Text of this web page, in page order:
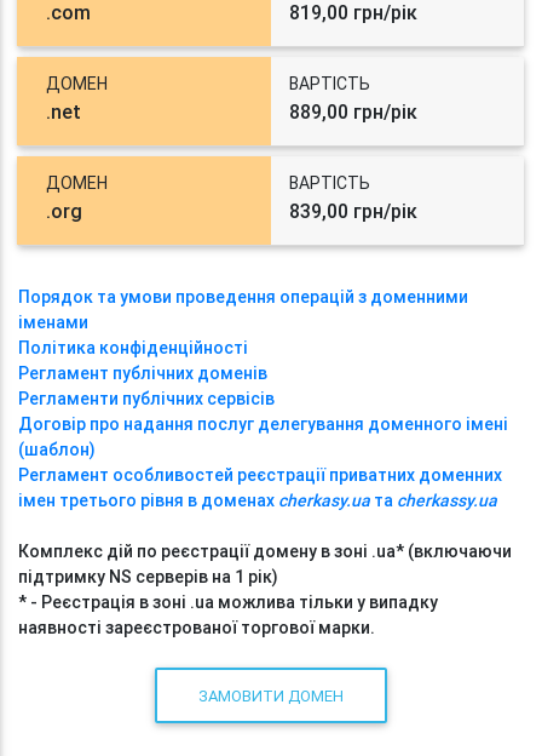
.com 819,00 грн/рік
ДОМЕН
.net
ВАРТІСТЬ
889,00 грн/рік
ДОМЕН
.org
ВАРТІСТЬ
839,00 грн/рік
Порядок та умови проведення операцій з доменними
іменами
Політика конфіденційності
Регламент публічних доменів
Регламенти публічних сервісів
Договір про надання послуг делегування доменного імені
(шаблон)
Регламент особливостей реєстрації приватних доменних
імен третього рівня в доменах cherkasy.ua та cherkassy.ua
Комплекс дій по реєстрації домену в зоні .ua* (включаючи
підтримку NS серверів на 1 рік)
* - Реєстрація в зоні .ua можлива тільки у випадку
наявності зареєстрованої торгової марки.
ЗАМОВИТИ ДОМЕН